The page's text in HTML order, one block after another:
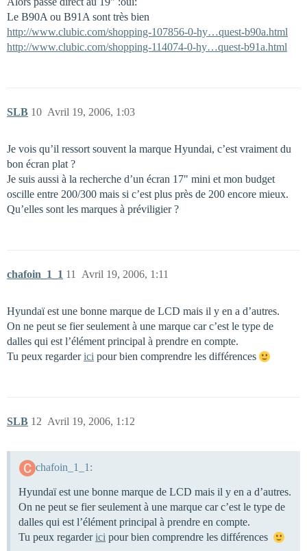
Le B90A ou B91A sont très bien
http://www.clubic.com/shopping-107856-0-hy…quest-b90a.html
http://www.clubic.com/shopping-114074-0-hy…quest-b91a.html
SLB Avril 19, 2006, 1:03
10
Je vois qu’il ressort souvent la marque Hyundai, c’est vraiment du
bon écran plat ?
Je suis aussi à la recherche d’un écran 17" mini et mon budget
oscille entre 200/300 mais si c’est plus près de 200 encore mieux.
Qu’elles sont les marques à préviligier ?
chafoin_1_1 Avril 19, 2006, 1:11
11
Hyundaï est une bonne marque de LCD mais il y en a d’autres.
On ne peut se fier seulement à une marque car c’est le type de
dalles qui est l’élément principal à prendre en compte.
Tu peux regarderici pour bien comprendre les différences
SLB Avril 19, 2006, 1:12
12
chafoin_1_1:
Hyundaï est une bonne marque de LCD mais il y en a d’autres.
On ne peut se fier seulement à une marque car c’est le type de
dalles qui est l’élément principal à prendre en compte.
Tu peux regarderici pour bien comprendre les différences